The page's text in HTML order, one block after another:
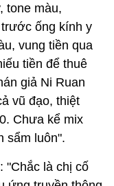
tone màu,
ống kính y
vung tiền qua
tiền để thuê
giả Ni Ruan
vũ đạo, thiệt
Chưa kể mix
sẩm luôn".
"Chắc là chị cố